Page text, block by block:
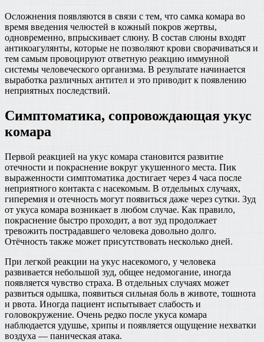
Осложнения появляются в связи с тем, что самка комара во
время введения челюстей в кожный покров жертвы,
одновременно, впрыскивает слюну. В состав слюны входят
антикоагулянты, которые не позволяют крови сворачиваться и
тем самым провоцируют ответную реакцию иммунной
системы человеческого организма. В результате начинается
выработка различных антител и это приводит к появлению
неприятных последствий.
Симптоматика, сопровождающая укус
комара
Первой реакцией на укус комара становится развитие
отечности и покраснение вокруг укушенного места. Пик
выраженности симптоматика достигает через 4 часа после
неприятного контакта с насекомым. В отдельных случаях,
гиперемия и отечность могут появиться даже через сутки. Зуд
от укуса комара возникает в любом случае. Как правило,
покраснение быстро проходит, а вот зуд продолжает
тревожить пострадавшего человека довольно долго.
Отёчность также может присутствовать несколько дней.
При легкой реакции на укус насекомого, у человека
развивается небольшой зуд, общее недомогание, иногда
появляется чувство страха. В отдельных случаях может
развиться одышка, появиться сильная боль в животе, тошнота
и рвота. Иногда пациент испытывает слабость и
головокружение. Очень редко после укуса комара
наблюдается удушье, хрипы и появляется ощущение нехватки
воздуха — паническая атака.